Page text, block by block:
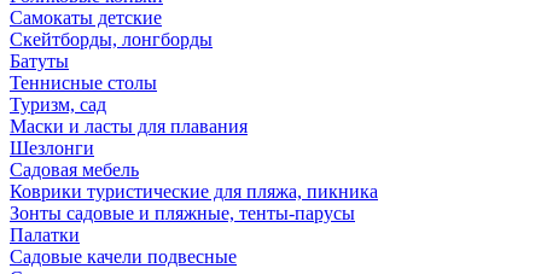
Самокаты детские
Скейтборды, лонгборды
Батуты
Теннисные столы
Туризм, сад
Маски и ласты для плавания
Шезлонги
Садовая мебель
Коврики туристические для пляжа, пикника
Зонты садовые и пляжные, тенты-парусы
Палатки
Садовые качели подвесные